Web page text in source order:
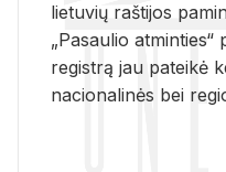
lietuvių raštijos
„Pasaulio
registrą jau pateikė
nacionalinės bei